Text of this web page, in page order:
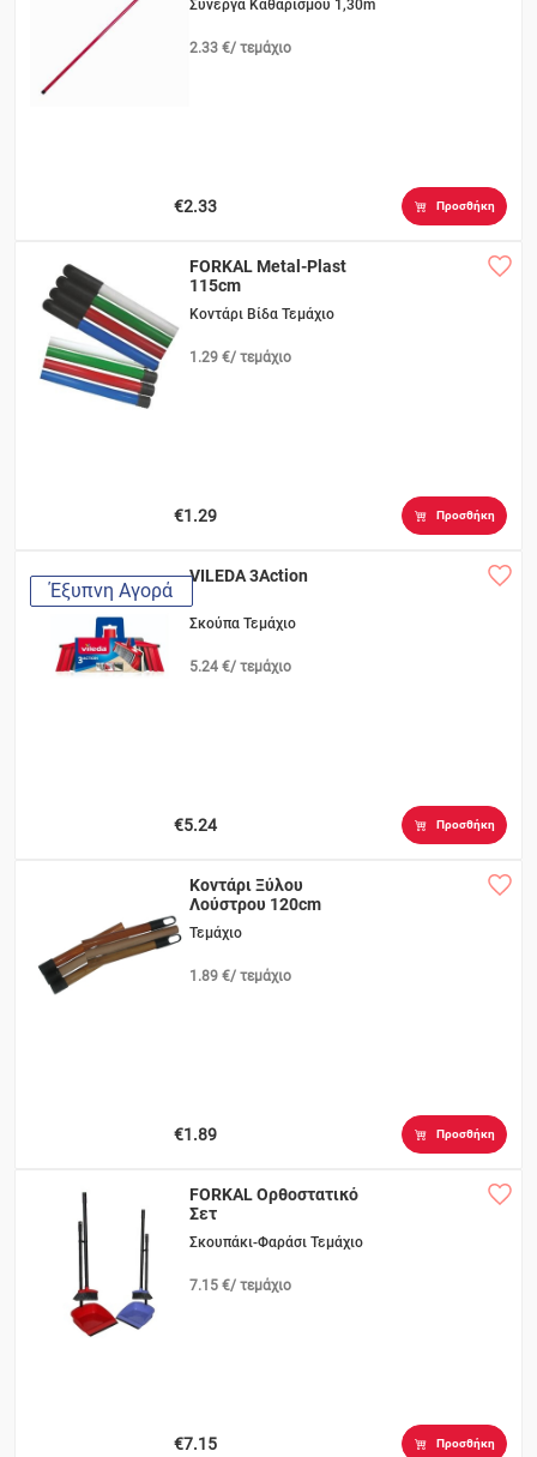
Σύνεργα Καθαρισμού 1,30m
2.33 €/ τεμάχιο
€2.33 Προσθήκη
FORKAL Metal-Plast
115cm
Κοντάρι Βίδα Τεμάχιο
1.29 €/ τεμάχιο
€1.29 Προσθήκη
Έξυπνη Αγορά
VILEDA 3Αction
Σκούπα Τεμάχιο
5.24 €/ τεμάχιο
€5.24 Προσθήκη
Κοντάρι Ξύλου
Λούστρου 120cm
Τεμάχιο
1.89 €/ τεμάχιο
€1.89 Προσθήκη
FORKAL Ορθοστατικό
Σετ
Σκουπάκι-Φαράσι Τεμάχιο
7.15 €/ τεμάχιο
€7.15 Προσθήκη